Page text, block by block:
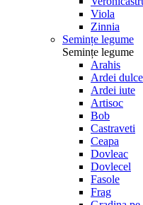
Viola
Zinnia
Semințe legume
Semințe legume
Arahis
Ardei dulce
Ardei iute
Artisoc
Bob
Castraveti
Ceapa
Dovleac
Dovlecel
Fasole
Frag